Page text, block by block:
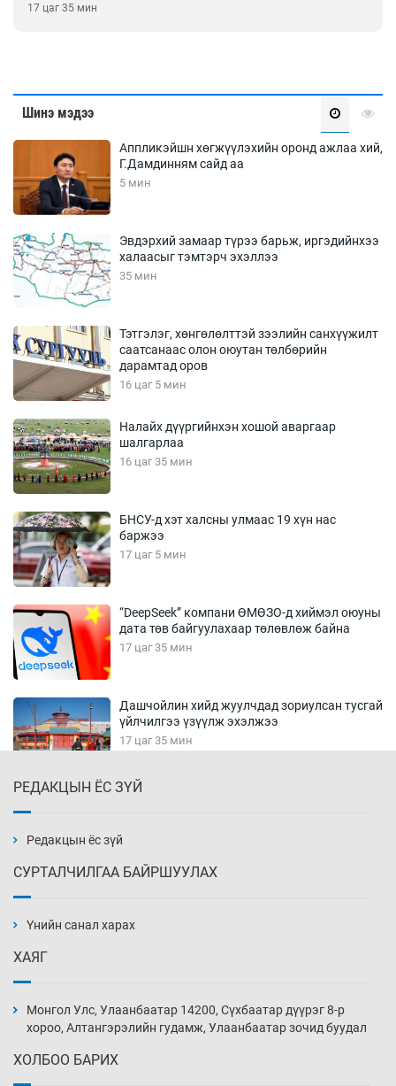
17 цаг 35 мин
Шинэ мэдээ
Аппликэйшн хөгжүүлэхийн оронд ажлаа хий,
Г.Дамдинням сайд аа
5 мин
Эвдэрхий замаар түрээ барьж, иргэдийнхээ
халаасыг тэмтэрч эхэллээ
35 мин
Тэтгэлэг, хөнгөлөлттэй зээлийн санхүүжилт
саатсанаас олон оюутан төлбөрийн
дарамтад оров
16 цаг 5 мин
Налайх дүүргийнхэн хошой аваргаар
шалгарлаа
16 цаг 35 мин
БНСУ-д хэт халсны улмаас 19 хүн нас
баржээ
17 цаг 5 мин
“DeepSeek” компани ӨМӨЗО-д хиймэл оюуны
дата төв байгуулахаар төлөвлөж байна
17 цаг 35 мин
Дашчойлин хийд жуулчдад зориулсан тусгай
үйлчилгээ үзүүлж эхэлжээ
17 цаг 35 мин
18 цаг 5 мин
18 цаг 35 мин
19 цаг 5 мин
РЕДАКЦЫН ЁС ЗҮЙ
Редакцын ёс зүй
СУРТАЛЧИЛГАА БАЙРШУУЛАХ
Үнийн санал харах
ХАЯГ
Монгол Улс, Улаанбаатар 14200, Сүхбаатар дүүрэг 8-р
хороо, Алтангэрэлийн гудамж, Улаанбаатар зочид буудал
ХОЛБОО БАРИХ